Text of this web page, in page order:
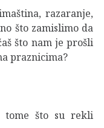
razaranje,
što zamislimo da
što nam je prošli
praznicima?
što su rekli